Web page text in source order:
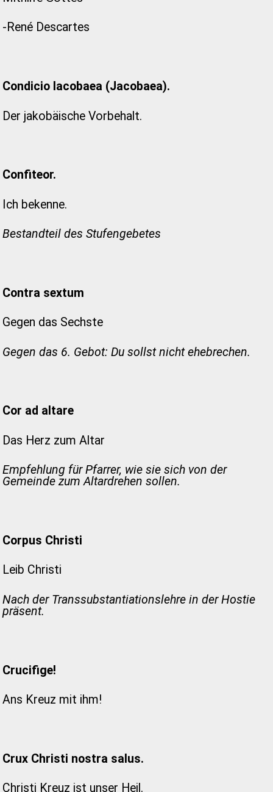
-René Descartes
Condicio Iacobaea (Jacobaea).
Der jakobäische Vorbehalt.
Confiteor.
Ich bekenne.
Bestandteil des Stufengebetes
Contra sextum
Gegen das Sechste
Gegen das 6. Gebot: Du sollst nicht ehebrechen.
Cor ad altare
Das Herz zum Altar
Empfehlung für Pfarrer, wie sie sich von der
Gemeinde zum Altardrehen sollen.
Corpus Christi
Leib Christi
Nach der Transsubstantiationslehre in der Hostie
präsent.
Crucifige!
Ans Kreuz mit ihm!
Crux Christi nostra salus.
Christi Kreuz ist unser Heil.